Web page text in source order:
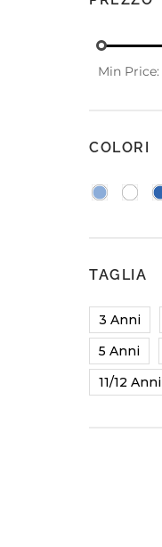
FELPE E GIACCHE
Min Price:
COLORI
TAGLIA
3 Anni
5 Anni
11/12 Anni